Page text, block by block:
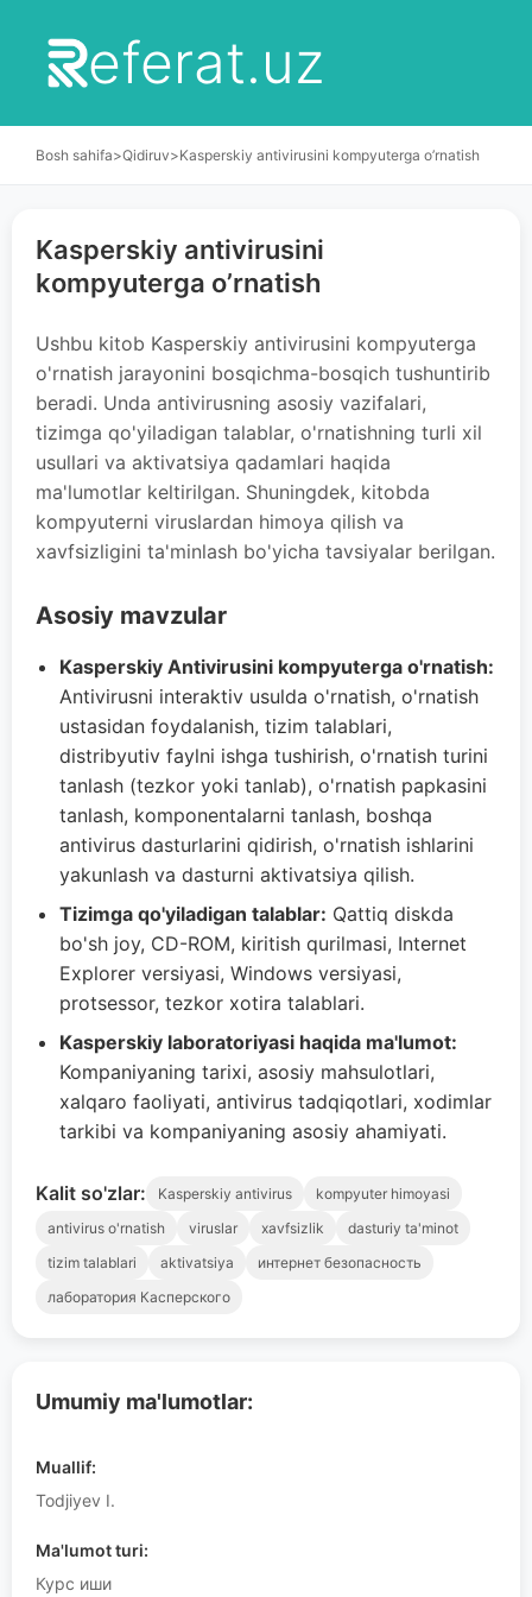
eferat.uz
Bosh sahifa>Qidiruv>Kasperskiy antivirusini kompyuterga o’rnatish
Umumiy ma'lumotlar:
Muallif:
Todjiyev I.
Ma'lumot turi:
Курс иши
Kasperskiy antivirusini
kompyuterga o’rnatish
Ushbu kitob Kasperskiy antivirusini kompyuterga
o'rnatish jarayonini bosqichma-bosqich tushuntirib
beradi. Unda antivirusning asosiy vazifalari,
tizimga qo'yiladigan talablar, o'rnatishning turli xil
usullari va aktivatsiya qadamlari haqida
ma'lumotlar keltirilgan. Shuningdek, kitobda
kompyuterni viruslardan himoya qilish va
xavfsizligini ta'minlash bo'yicha tavsiyalar berilgan.
Asosiy mavzular
Kasperskiy Antivirusini kompyuterga o'rnatish:
Antivirusni interaktiv usulda o'rnatish, o'rnatish
ustasidan foydalanish, tizim talablari,
distribyutiv faylni ishga tushirish, o'rnatish turini
tanlash (tezkor yoki tanlab), o'rnatish papkasini
tanlash, komponentalarni tanlash, boshqa
antivirus dasturlarini qidirish, o'rnatish ishlarini
yakunlash va dasturni aktivatsiya qilish.
Tizimga qo'yiladigan talablar: Qattiq diskda
bo'sh joy, CD-ROM, kiritish qurilmasi, Internet
Explorer versiyasi, Windows versiyasi,
protsessor, tezkor xotira talablari.
Kasperskiy laboratoriyasi haqida ma'lumot:
Kompaniyaning tarixi, asosiy mahsulotlari,
xalqaro faoliyati, antivirus tadqiqotlari, xodimlar
tarkibi va kompaniyaning asosiy ahamiyati.
Kalit so'zlar: Kasperskiy antivirus
kompyuter himoyasi
antivirus o'rnatish
viruslar xavfsizlik
dasturiy ta'minot
tizim talablari
aktivatsiya
интернет безопасность
лаборатория Касперского